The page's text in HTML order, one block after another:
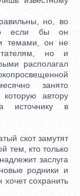
но, во
если бы он
темами, он не
но и
располагал
занято
автору
источнику в
скот замутят
тем, кто только
заслуга
родники и
сохранить